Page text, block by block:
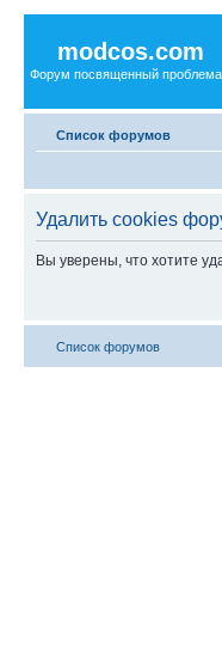
modcos.com
Форум посвященный
Список форумов
Удалить cookies
Вы уверены, что хотите
Список форумов